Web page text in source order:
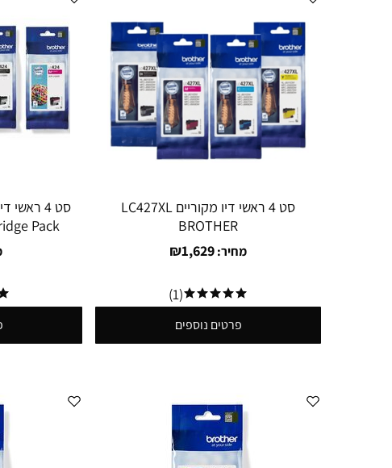
סט 4 ראשי דיו מקוריים LC427XL
BROTHER
מחיר: ₪1,629
(1)
פרטים נוספים